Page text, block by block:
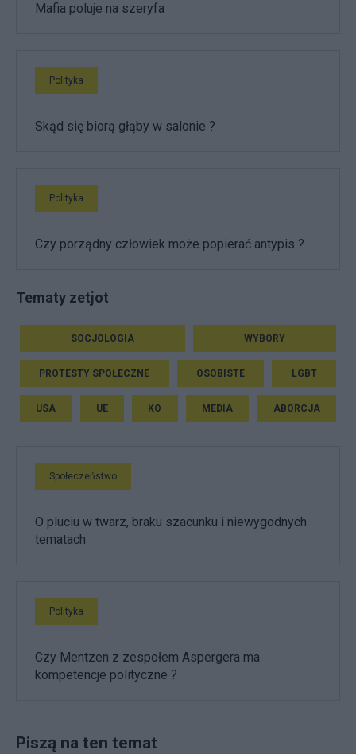
Mafia poluje na szeryfa
Polityka
Skąd się biorą głąby w salonie ?
Polityka
Czy porządny człowiek może popierać antypis ?
Tematy zetjot
SOCJOLOGIA WYBORY
PROTESTY SPOŁECZNE OSOBISTE LGBT
USA UE KO MEDIA ABORCJA
Społeczeństwo
O pluciu w twarz, braku szacunku i niewygodnych
tematach
Polityka
Czy Mentzen z zespołem Aspergera ma
kompetencje polityczne ?
Piszą na ten temat